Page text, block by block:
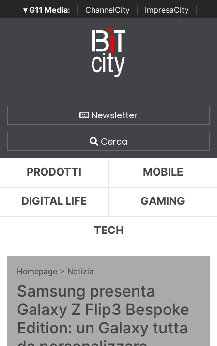
▾ G11 Media: ChannelCity ImpresaCity
SecurityOpenLab | Italian Channel Awards | Italian
Italian Security Awards
Newsletter
Cerca
PRODOTTI MOBILE
DIGITAL LIFE GAMING
TECH
Homepage > Notizia
Samsung presenta
Galaxy Z Flip3 Bespoke
Edition: un Galaxy tutta